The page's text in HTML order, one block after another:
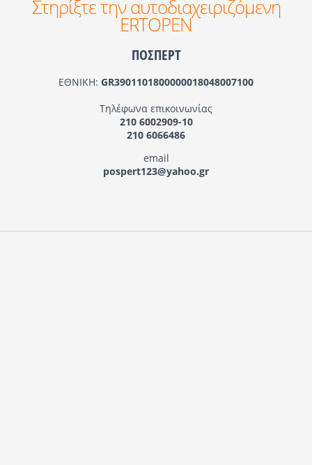
Στηρίξτε την αυτοδιαχειριζόμενη
ERTOPEN
ΠΟΣΠΕΡΤ
ΕΘΝΙΚΗ: GR3901101800000018048007100
Τηλέφωνα επικοινωνίας
210 6002909-10
210 6066486
email
pospert123@yahoo.gr